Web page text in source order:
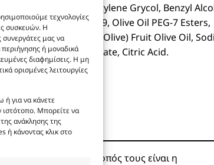
τεχνολογίες
συσκευών. Η
συνεργάτες μας να
ή μοναδικά
διαφημίσεις. Η μη
ορισμένες λειτουργίες
για να κάνετε
ιστότοπο. Μπορείτε να
ανάκλησης της
ή κάνοντας κλικ στο
Glucose Diolate, Butylene Grycol, Benzyl
Polyquaternium-39, Olive Oil PEG-7 Esters,
Acid, Olea Europaea (Olive) Fruit Olive Oil,
Benzoate, Sodium Sulfate, Citric Acid.
προϊόν. Σκοπός τους είναι η